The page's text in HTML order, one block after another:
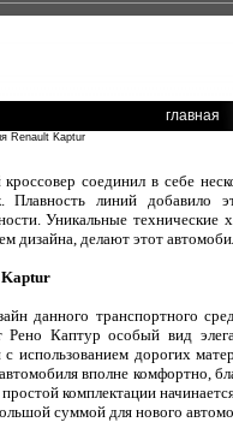
главная
Renault Kaptur
соединил в себе
Плавность линий добавило
Уникальные
дизайна, делают этот
Kaptur
данного транспортного
Рено Каптур особый вид
с использованием дорогих
вполне комфортно,
комплектации
суммой для нового